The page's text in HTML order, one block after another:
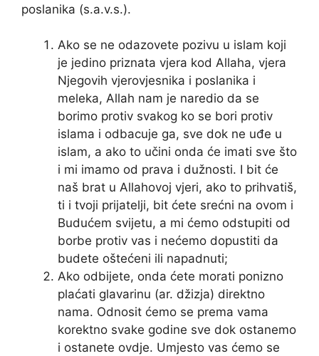
poslanika (s.a.v.s.).
Ako se ne odazovete pozivu u islam koji
je jedino priznata vjera kod Allaha, vjera
Njegovih vjerovjesnika i poslanika i
meleka, Allah nam je naredio da se
borimo protiv svakog ko se bori protiv
islama i odbacuje ga, sve dok ne uđe u
islam, a ako to učini onda će imati sve što
i mi imamo od prava i dužnosti. I bit će
naš brat u Allahovoj vjeri, ako to prihvatiš,
ti i tvoji prijatelji, bit ćete srećni na ovom i
Budućem svijetu, a mi ćemo odstupiti od
borbe protiv vas i nećemo dopustiti da
budete oštećeni ili napadnuti;
Ako odbijete, onda ćete morati ponizno
plaćati glavarinu (ar. džizja) direktno
nama. Odnosit ćemo se prema vama
korektno svake godine sve dok ostanemo
i ostanete ovdje. Umjesto vas ćemo se